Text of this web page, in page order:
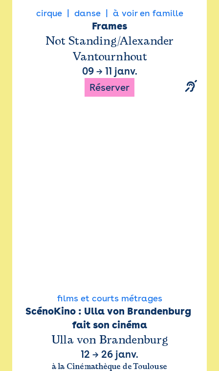
cirque danse à voir en famille
Frames
Not Standing/Alexander
Vantournhout
09→ 11 janv.
Réserver
films et courts métrages
ScénoKino : Ulla von Brandenburg
fait son cinéma
Ulla von Brandenburg
12 → 26 janv.
à la Cinémathèque de Toulouse